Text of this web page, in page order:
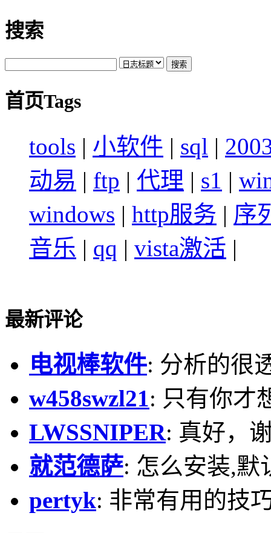
搜索
首页Tags
tools | 小软件 | sql |
动易 | ftp | 代理 | s1 |
windows | http服务 | 序
音乐 | qq | vista激活 |
最新评论
电视棒软件: 分析的很
w458swzl21: 只有你才
LWSSNIPER: 真好，
就范德萨: 怎么安装,默
pertyk: 非常有用的技